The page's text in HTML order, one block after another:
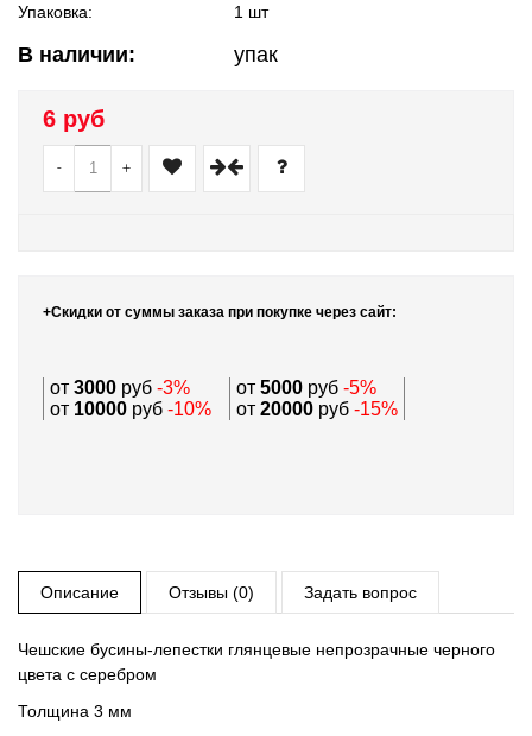
Упаковка:
1 шт
В наличии: упак
6 руб
- +
+Скидки от суммы заказа при покупке через сайт:
от 3000 руб -3% от 5000 руб -5%
от 10000 руб -10% от 20000 руб -15%
Описание Отзывы (0) Задать вопрос
Чешские бусины-лепестки глянцевые непрозрачные черного
цвета с серебром
Толщина 3 мм